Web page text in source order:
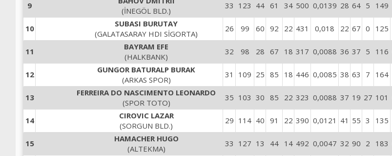
9
(İNEGÖL BLD.)
33 123 44 61 34 500 0,0139 28 64 5 149
10
SUBASI BURUTAY
(GALATASARAY HDI SİGORTA)
26 99 60 92 22 431 0,018 22 67 0 125
11
BAYRAM EFE
(HALKBANK)
32 98 28 67 18 317 0,0088 36 37 5 116
12
GUNGOR BATURALP BURAK
(ARKAS SPOR)
31 109 25 85 18 446 0,0085 38 63 7 164
13
FERREIRA DO NASCIMENTO LEONARDO
(SPOR TOTO)
35 103 30 85 22 323 0,0088 37 19 27 101
14
CIROVIC LAZAR
(SORGUN BLD.)
29 114 40 91 22 390 0,0121 41 55 3 135
15
HAMACHER HUGO
(ALTEKMA)
33 127 13 44 14 492 0,0047 32 90 2 183